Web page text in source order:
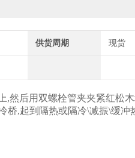
供货周期 现货
,然后用双螺栓管夹夹紧红松
,起到隔热或隔冷\减振\缓冲